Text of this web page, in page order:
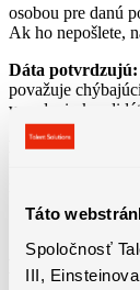
Táto
Spoločnosť
III,
osobou pre danú
Ak ho nepošlete,
Dáta potvrdzujú:
považuje
vyradeniu
Riešenie:
Máte chyby v